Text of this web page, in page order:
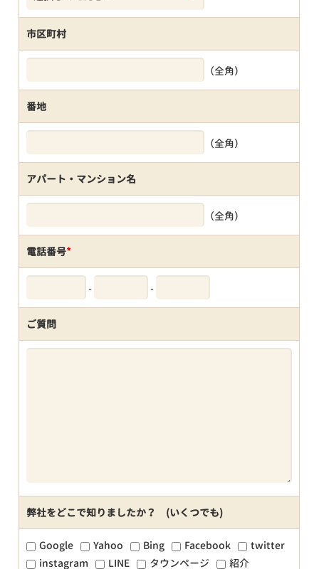
市区町村
（全角）
番地
（全角）
アパート・マンション名
（全角）
電話番号*
- -
ご質問
弊社をどこで知りましたか？ (いくつでも)
Google Yahoo Bing Facebook
twitter
instagram
LINE タウンページ
紹介